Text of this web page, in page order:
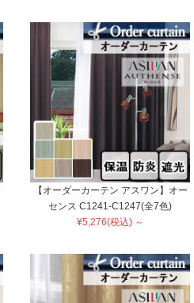
【オーダーカーテン アスワン】オー
センス C1241-C1247(全7色)
¥5,276(税込) ～